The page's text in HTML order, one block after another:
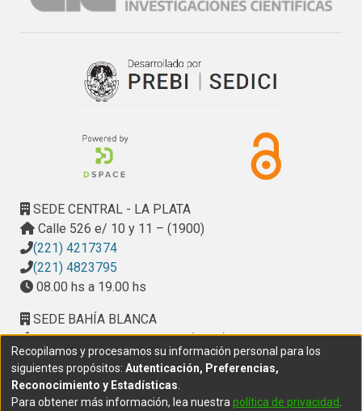
SEDE CENTRAL - LA PLATA
Calle 526 e/ 10 y 11 – (1900)
(221) 4217374
(221) 4823795
08.00 hs a 19.00 hs
SEDE BAHÍA BLANCA
Calle Ciudad de Cali 320 – (8000). Universidad
Provincial del Sudoeste (UPSO)
(291) 459 2550, interno 147
10.00 h a 14.00 h
Recopilamos y procesamos su información personal para los
siguientes propósitos: Autenticación, Preferencias,
Reconocimiento y Estadísticas
Para obtener más información, lea nuestra política de privacidad